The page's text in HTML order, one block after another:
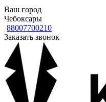
Ваш город
Чебоксары
88007700210
Заказать звонок